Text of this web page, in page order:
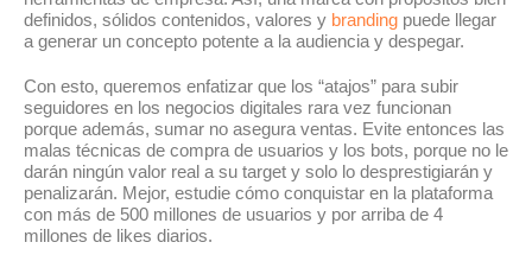
definidos, sólidos contenidos, valores y branding puede llegar
a generar un concepto potente a la audiencia y despegar.
Con esto, queremos enfatizar que los “atajos” para subir
seguidores en los negocios digitales rara vez funcionan
porque además, sumar no asegura ventas. Evite entonces las
malas técnicas de compra de usuarios y los bots, porque no le
darán ningún valor real a su target y solo lo desprestigiarán y
penalizarán. Mejor, estudie cómo conquistar en la plataforma
con más de 500 millones de usuarios y por arriba de 4
millones de likes diarios.